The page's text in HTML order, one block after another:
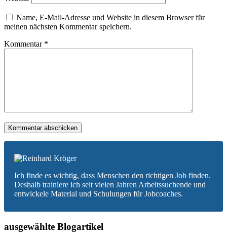
Name, E-Mail-Adresse und Website in diesem Browser für
meinen nächsten Kommentar speichern.
Kommentar *
Ich finde es wichtig, dass Menschen den richtigen Job finden.
Deshalb trainiere ich seit vielen Jahren Arbeitssuchende und
entwickele Material und Schulungen für Jobcoaches.
ausgewählte Blogartikel